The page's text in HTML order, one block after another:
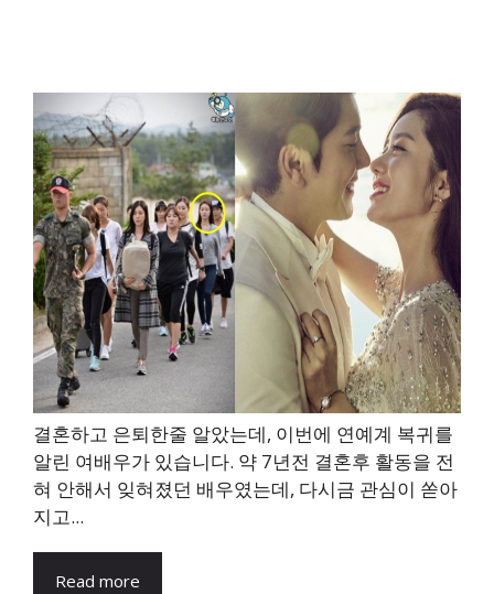
결혼하고 은퇴한줄 알았는데, 이번에 연예계 복귀를
알린 여배우가 있습니다. 약 7년전 결혼후 활동을 전
혀 안해서 잊혀졌던 배우였는데, 다시금 관심이 쏟아
지고...
Read more